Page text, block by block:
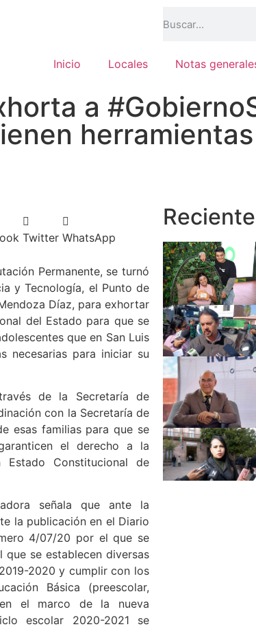
Inicio Locales Notas
a
Twitter WhatsApp
Permanente, se turnó
y Tecnología, el Punto de
Díaz, para exhortar
del Estado para que se
que en San Luis
necesarias para iniciar su
de la Secretaría de
con la Secretaría de
esas familias para que se
el derecho a la
Constitucional de
señala que ante la
la publicación en el Diario
4/07/20 por el que se
se establecen diversas
2020 y cumplir con los
Básica (preescolar,
el marco de la nueva
escolar 2020-2021 se
Reciente